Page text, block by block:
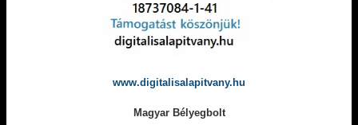
www.digitalisalapitvany.hu
Magyar Bélyegbolt